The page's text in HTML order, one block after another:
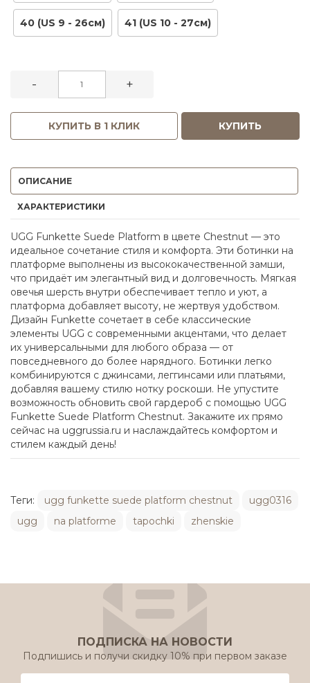
40 (US 9 - 26см) 41 (US 10 - 27см)
- +
КУПИТЬ В 1 КЛИК КУПИТЬ
ОПИСАНИЕ
ХАРАКТЕРИСТИКИ
UGG Funkette Suede Platform в цвете Chestnut — это
идеальное сочетание стиля и комфорта. Эти ботинки на
платформе выполнены из высококачественной замши,
что придаёт им элегантный вид и долговечность. Мягкая
овечья шерсть внутри обеспечивает тепло и уют, а
платформа добавляет высоту, не жертвуя удобством.
Дизайн Funkette сочетает в себе классические
элементы UGG с современными акцентами, что делает
их универсальными для любого образа — от
повседневного до более нарядного. Ботинки легко
комбинируются с джинсами, леггинсами или платьями,
добавляя вашему стилю нотку роскоши. Не упустите
возможность обновить свой гардероб с помощью UGG
Funkette Suede Platform Chestnut. Закажите их прямо
сейчас на uggrussia.ru и наслаждайтесь комфортом и
стилем каждый день!
Теги: ugg funkette suede platform chestnut
ugg0316
ugg
na platforme tapochki zhenskie
ПОДПИСКА НА НОВОСТИ
Подпишись и получи скидку 10% при первом заказе